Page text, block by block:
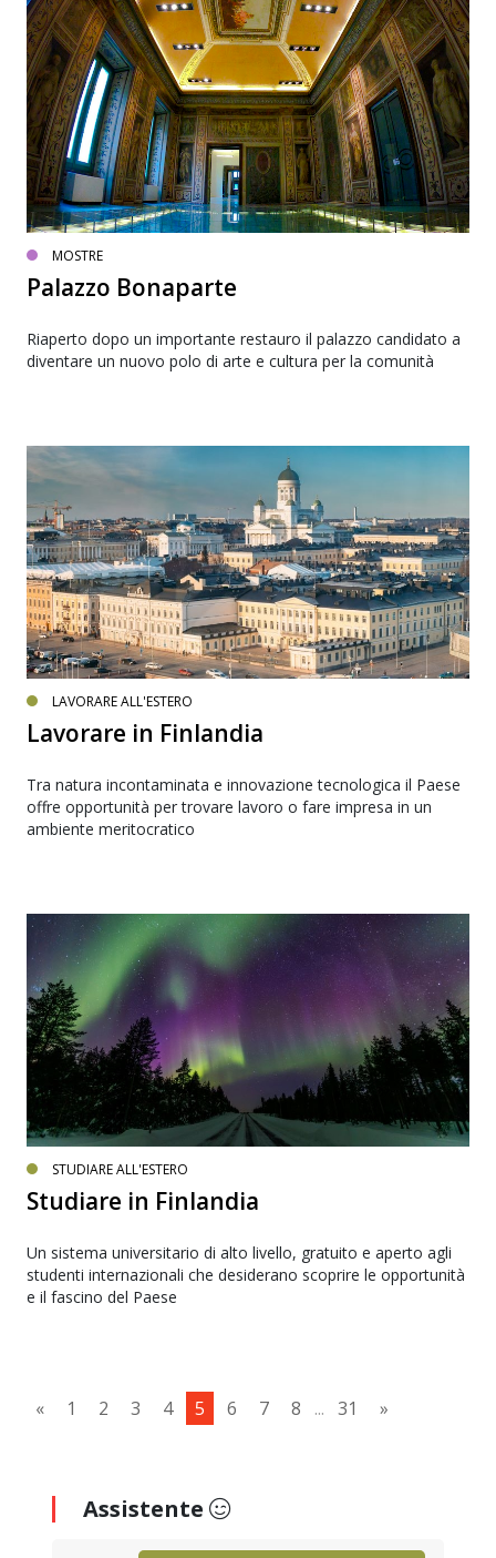
MOSTRE
Palazzo Bonaparte
Riaperto dopo un importante restauro il palazzo candidato a
diventare un nuovo polo di arte e cultura per la comunità
LAVORARE ALL'ESTERO
Lavorare in Finlandia
Tra natura incontaminata e innovazione tecnologica il Paese
offre opportunità per trovare lavoro o fare impresa in un
ambiente meritocratico
STUDIARE ALL'ESTERO
Studiare in Finlandia
Un sistema universitario di alto livello, gratuito e aperto agli
studenti internazionali che desiderano scoprire le opportunità
e il fascino del Paese
« 1 2 3 4 5 6 7 8 ... 31 »
Assistente